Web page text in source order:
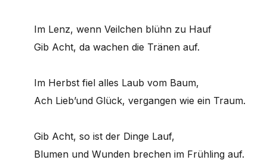
Im Lenz, wenn Veilchen blühn zu Hauf
Gib Acht, da wachen die Tränen auf.
Im Herbst fiel alles Laub vom Baum,
Ach Lieb’und Glück, vergangen wie ein Traum.
Gib Acht, so ist der Dinge Lauf,
Blumen und Wunden brechen im Frühling auf.